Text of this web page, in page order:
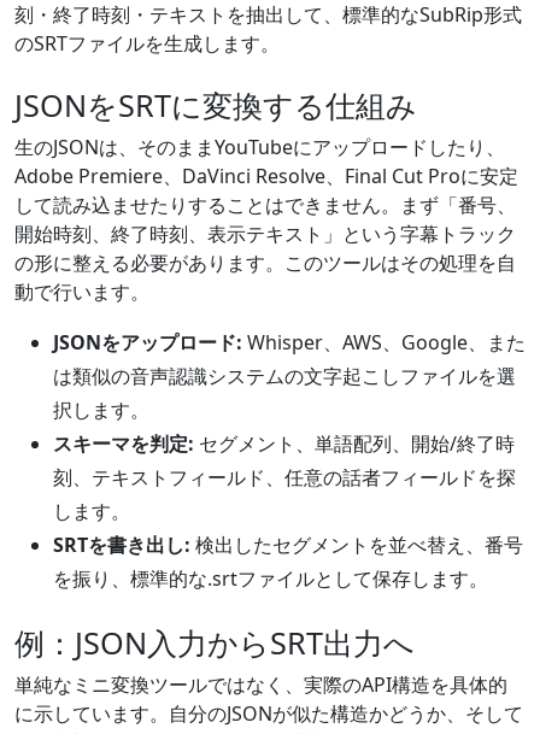
刻・終了時刻・テキストを抽出して、標準的なSubRip形式
のSRTファイルを生成します。
JSONをSRTに変換する仕組み
生のJSONは、そのままYouTubeにアップロードしたり、
Adobe Premiere、DaVinci Resolve、Final Cut Proに安定
して読み込ませたりすることはできません。まず「番号、
開始時刻、終了時刻、表示テキスト」という字幕トラック
の形に整える必要があります。このツールはその処理を自
動で行います。
JSONをアップロード: Whisper、AWS、Google、また
は類似の音声認識システムの文字起こしファイルを選
択します。
スキーマを判定: セグメント、単語配列、開始/終了時
刻、テキストフィールド、任意の話者フィールドを探
します。
SRTを書き出し: 検出したセグメントを並べ替え、番号
を振り、標準的な.srtファイルとして保存します。
例：JSON入力からSRT出力へ
単純なミニ変換ツールではなく、実際のAPI構造を具体的
に示しています。自分のJSONが似た構造かどうか、そして